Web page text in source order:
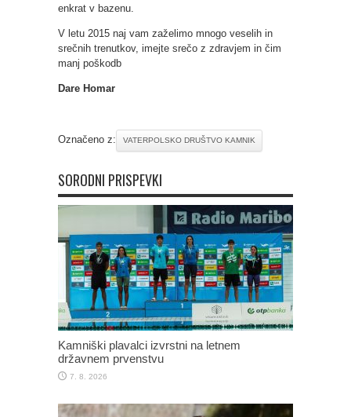
enkrat v bazenu.
V letu 2015 naj vam zaželimo mnogo veselih in
srečnih trenutkov, imejte srečo z zdravjem in čim
manj poškodb
Dare Homar
Označeno z: VATERPOLSKO DRUŠTVO KAMNIK
SORODNI PRISPEVKI
Kamniški plavalci izvrstni na letnem
državnem prvenstvu
7. 8. 2026